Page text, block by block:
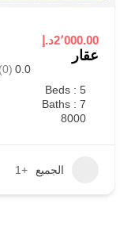
2٬000.00د.إ
عقار
0.0
(0)
Beds : 5
Baths : 7
8000
الجميع +1